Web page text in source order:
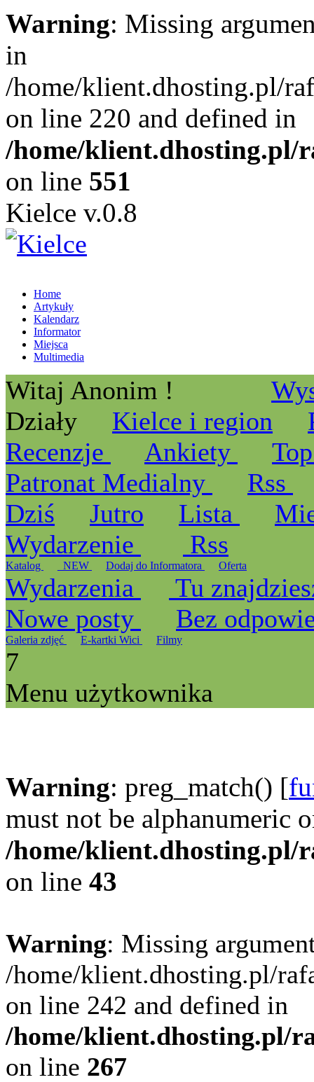
Warning: Missing
in
/home/klient.dhosting.pl/
on line 220 and defined in
/home/klient.dhosting.pl/
on line 551
Kielce v.0.8
Home
Artykuły
Kalendarz
Informator
Miejsca
Multimedia
Witaj Anonim !
Działy
Kielce i region
Recenzje
Ankiety
Patronat Medialny
Rss
Dziś
Jutro Lista
Wydarzenie
Rss
Katalog _NEW Dodaj do Informatora Oferta
Wydarzenia
Tu
Nowe posty
Bez
Galeria zdjęć E-kartki Wici Filmy
7
Menu użytkownika
Warning: preg_match() [
must not be alphanumeric
/home/klient.dhosting.pl/
on line 43
Warning: Missing
/home/klient.dhosting.pl/
on line 242 and defined in
/home/klient.dhosting.pl/
on line 267